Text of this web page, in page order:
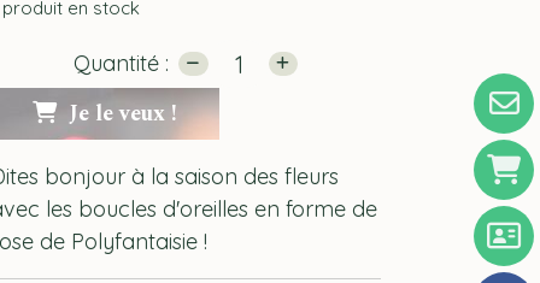
en stock
Quantité :
Je le veux !
bonjour à la saison des fleurs
les boucles d'oreilles en forme de
de Polyfantaisie !